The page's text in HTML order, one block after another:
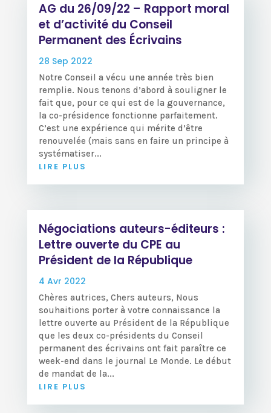
AG du 26/09/22 – Rapport moral
et d’activité du Conseil
Permanent des Écrivains
28 Sep 2022
Notre Conseil a vécu une année très bien
remplie. Nous tenons d’abord à souligner le
fait que, pour ce qui est de la gouvernance,
la co-présidence fonctionne parfaitement.
C’est une expérience qui mérite d’être
renouvelée (mais sans en faire un principe à
systématiser...
LIRE PLUS
Négociations auteurs-éditeurs :
Lettre ouverte du CPE au
Président de la République
4 Avr 2022
Chères autrices, Chers auteurs, Nous
souhaitions porter à votre connaissance la
lettre ouverte au Président de la République
que les deux co-présidents du Conseil
permanent des écrivains ont fait paraître ce
week-end dans le journal Le Monde. Le début
de mandat de la...
LIRE PLUS